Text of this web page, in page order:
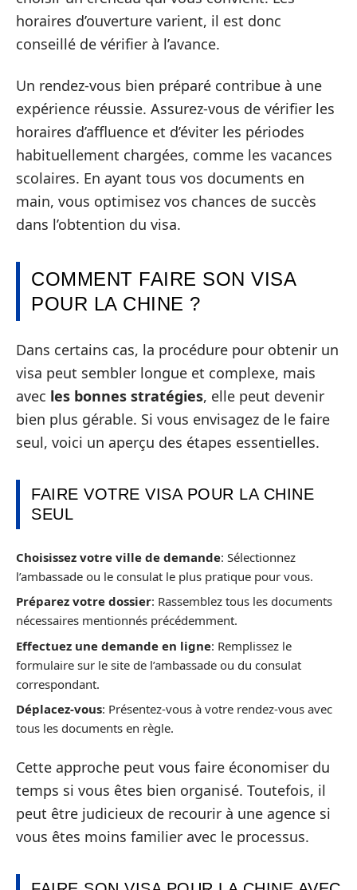
horaires d’ouverture varient, il est donc
conseillé de vérifier à l’avance.
Un rendez-vous bien préparé contribue à une
expérience réussie. Assurez-vous de vérifier les
horaires d’affluence et d’éviter les périodes
habituellement chargées, comme les vacances
scolaires. En ayant tous vos documents en
main, vous optimisez vos chances de succès
dans l’obtention du visa.
COMMENT FAIRE SON VISA
POUR LA CHINE ?
Dans certains cas, la procédure pour obtenir un
visa peut sembler longue et complexe, mais
avec les bonnes stratégies, elle peut devenir
bien plus gérable. Si vous envisagez de le faire
seul, voici un aperçu des étapes essentielles.
FAIRE VOTRE VISA POUR LA CHINE
SEUL
Choisissez votre ville de demande: Sélectionnez
l’ambassade ou le consulat le plus pratique pour vous.
Préparez votre dossier: Rassemblez tous les documents
nécessaires mentionnés précédemment.
Effectuez une demande en ligne: Remplissez le
formulaire sur le site de l’ambassade ou du consulat
correspondant.
Déplacez-vous: Présentez-vous à votre rendez-vous avec
tous les documents en règle.
Cette approche peut vous faire économiser du
temps si vous êtes bien organisé. Toutefois, il
peut être judicieux de recourir à une agence si
vous êtes moins familier avec le processus.